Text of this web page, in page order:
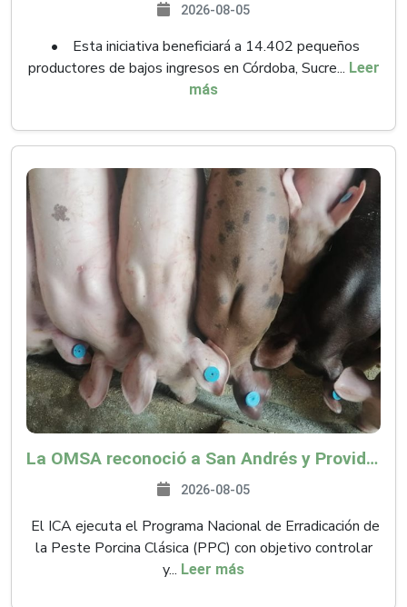
2026-08-05
• Esta iniciativa beneficiará a 14.402 pequeños
productores de bajos ingresos en Córdoba, Sucre... Leer
más
La OMSA reconoció a San Andrés y Providencia como zona libre de Peste Porcina Clásica (PPC)
2026-08-05
El ICA ejecuta el Programa Nacional de Erradicación de
la Peste Porcina Clásica (PPC) con objetivo controlar
y... Leer más